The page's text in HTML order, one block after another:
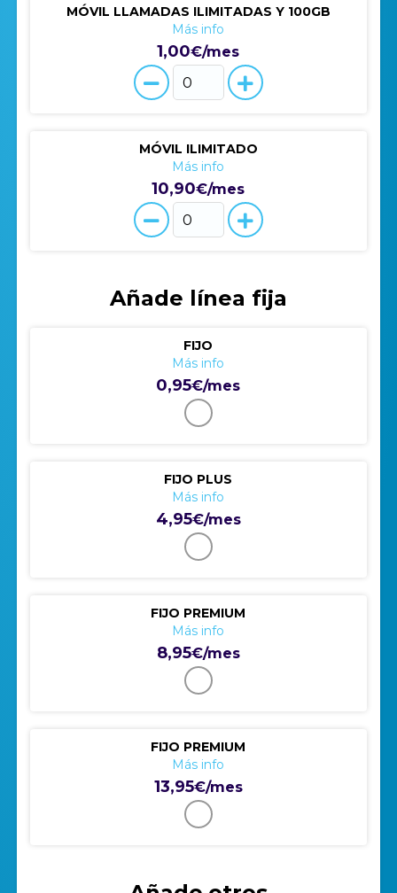
MÓVIL LLAMADAS ILIMITADAS Y 100GB
Más info
1,00€/mes
MÓVIL ILIMITADO
Más info
10,90€/mes
Añade línea fija
FIJO
Más info
0,95€/mes
FIJO PLUS
Más info
4,95€/mes
FIJO PREMIUM
Más info
8,95€/mes
FIJO PREMIUM
Más info
13,95€/mes